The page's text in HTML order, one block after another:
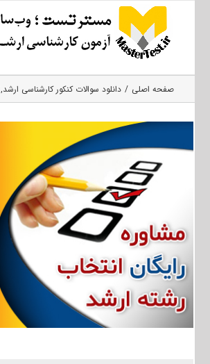
صفحه اصلی دانلود سوالات کنکور کارشناسی ارشد